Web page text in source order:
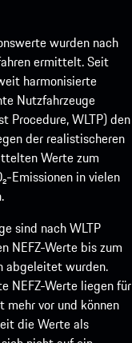
wurden nach
ermittelt. Seit
harmonisierte
Nutzfahrzeuge
Procedure, WLTP) den
der realistischeren
Werte zum
Emissionen in vielen
sind nach WLTP
NEFZ-Werte bis zum
abgeleitet wurden.
NEFZ-Werte liegen für
mehr vor und können
die Werte als